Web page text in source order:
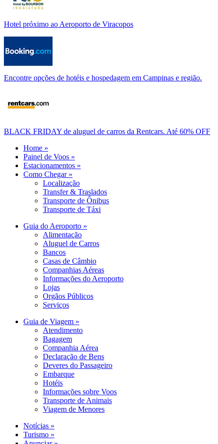
Hotel próximo ao Aeroporto de Viracopos
Encontre opções de hotéis e hospedagem em Campinas e região.
BLACK FRIDAY de aluguel de carros da Rentcars. Até 60% OFF
Home »
Painel de Voos »
Estacionamentos »
Como Chegar »
Localização
Transfer & Traslados
Transporte de Ônibus
Transporte de Táxi
Guia do Aeroporto »
Alimentação
Aluguel de Carros
Bancos
Casas de Câmbio
Companhias Aéreas
Informações do Aeroporto
Lojas
Orgãos Públicos
Serviços
Guia de Viagem »
Atendimento
Bagagem
Companhia Aérea
Declaração de Bens
Deveres do Passageiro
Embarque
Hotéis
Informações sobre Voos
Transporte de Animais
Viagem de Menores
Notícias »
Turismo »